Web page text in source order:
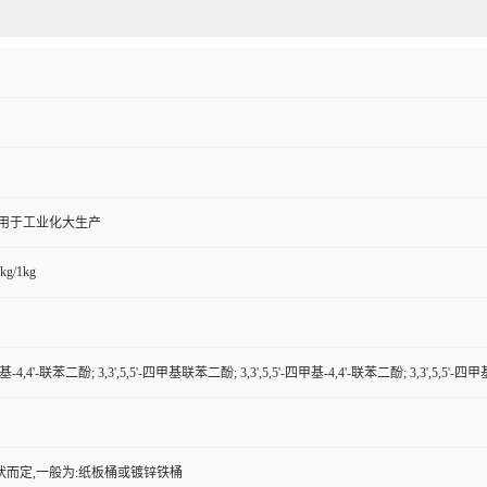
于工业化大生产
1kg
-4,4'-联苯二酚; 3,3',5,5'-四甲基联苯二酚; 3,3',5,5'-四甲基-4,4'-联苯二酚; 3,3',5,5'-四
而定,一般为:纸板桶或镀锌铁桶